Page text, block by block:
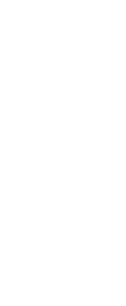
usb cable
for lightning 2m